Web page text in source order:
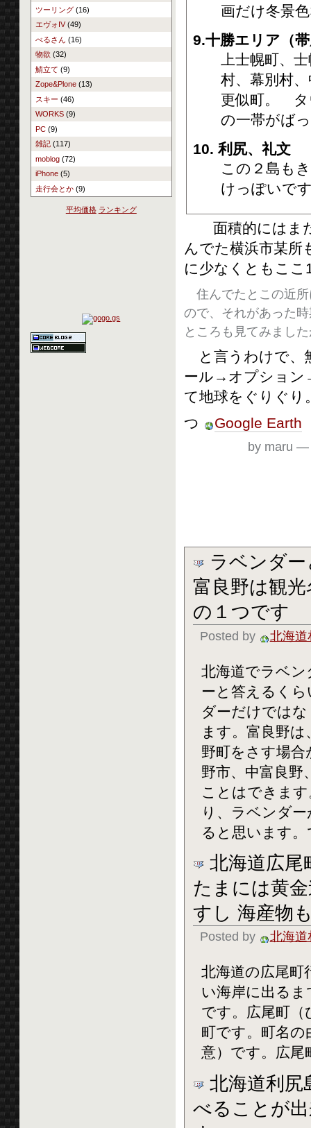
ツーリング(16)
エヴォIV(49)
べるさん (16)
物欲 (32)
鯖立て (9)
Zope&Plone(13)
スキー (46)
WORKS(9)
PC(9)
雑記(117)
moblog(72)
iPhone(5)
走行会とか(9)
平均価格 ランキング
画だけ冬景
9.十勝エリア（
上士幌町、
村、幕別村
更似町。 タ
の一帯がば
10. 利尻、礼文
この２島も
けっぽいで
面積的にはまだ
んでた横浜市某所
に少なくともこ
住んでたとこの近所
ので、それがあった
ところも見てみまし
と言うわけで、
ール→オプション
て地球をぐりぐり
つ
Google Earth
by maru
ラベンダ
富良野は観
の１つです
Posted by 北海道
北海道でラベ
ーと答えるく
ダーだけでは
ます。富良野
野町をさす場
野市、中富良野
ことはできま
り、ラベンダ
ると思います
北海道広
たまには黄
すし 海産物
Posted by 北海道
北海道の広尾
い海岸に出る
です。広尾町
町です。町名
意）です。広尾
北海道利尻
べることが